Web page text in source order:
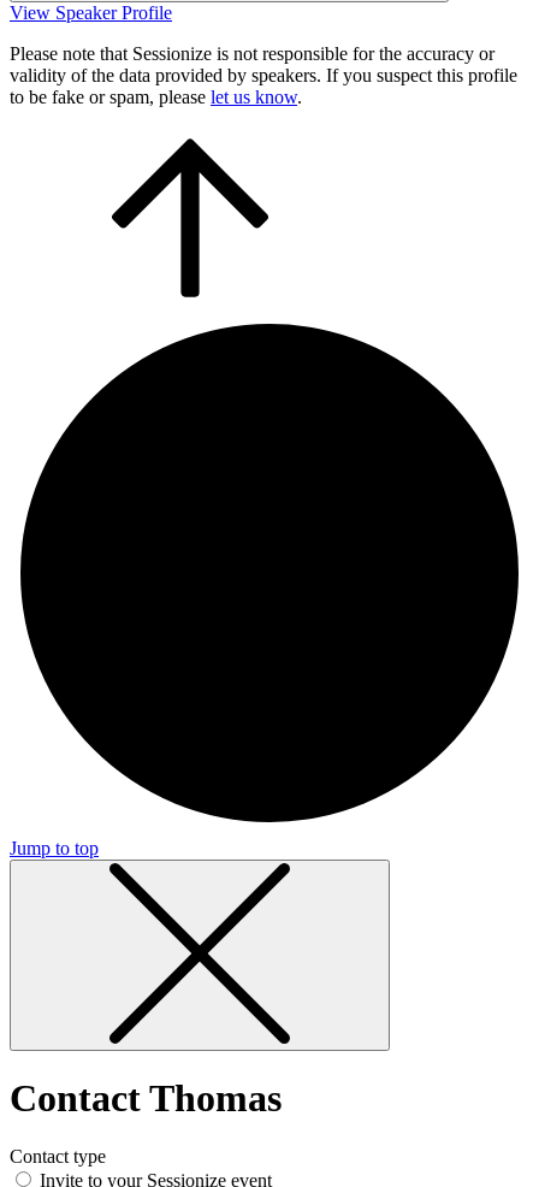
View Speaker Profile
Please note that Sessionize is not responsible for the accuracy or
validity of the data provided by speakers. If you suspect this profile
to be fake or spam, please let us know.
Jump to top
Contact Thomas
Contact type
Invite to your Sessionize event